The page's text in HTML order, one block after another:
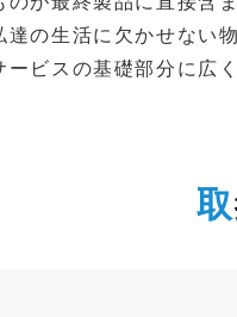
の生活に欠かせない
ビスの基礎部分に広
取